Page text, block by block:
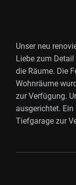
Unser neu
Liebe zum
die Räume. Die
Wohnräume
zur Verfügung.
ausgerichtet.
Tiefgarage zur